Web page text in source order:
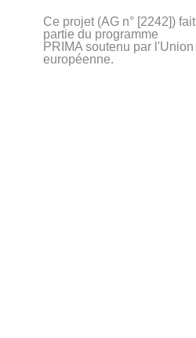
Ce projet (AG n° [2242]) fait
partie du programme
PRIMA soutenu par l'Union
européenne.